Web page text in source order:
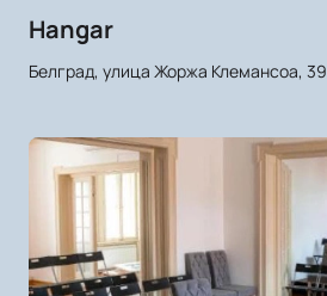
Hangar
Белград, улица Жоржа Клемансоа, 39